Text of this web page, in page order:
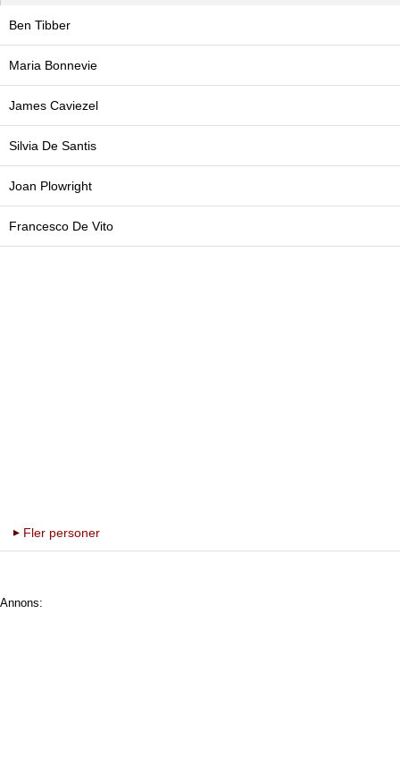
Ben Tibber
Maria Bonnevie
James Caviezel
Silvia De Santis
Joan Plowright
Francesco De Vito
Fler personer
Annons: